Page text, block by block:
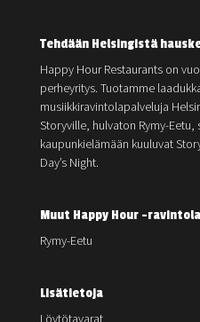
Tehdään Helsingistä
Happy Hour Restaurants on
perheyritys. Tuotamme
musiikkiravintolapalveluja
Storyville, hulvaton Rymy-Eetu,
kaupunkielämään kuuluvat
Day’s Night.
Muut Happy Hour -
Rymy-Eetu
Lisätietoja